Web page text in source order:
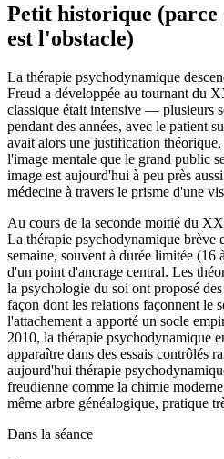
Petit historique (parce
est l'obstacle)
La thérapie psychodynamique
Freud a développée au tournant du
classique était intensive — plusieurs
pendant des années, avec le patient
avait alors une justification théorique,
l'image mentale que le grand public
image est aujourd'hui à peu près
médecine à travers le prisme d'une
Au cours de la seconde moitié du
La thérapie psychodynamique brève
semaine, souvent à durée limitée (16
d'un point d'ancrage central. Les
la psychologie du soi ont proposé
façon dont les relations façonnent le
l'attachement a apporté un socle
2010, la thérapie psychodynamique
apparaître dans des essais contrôlés
aujourd'hui thérapie
freudienne comme la chimie
même arbre généalogique, pratique
Dans la séance